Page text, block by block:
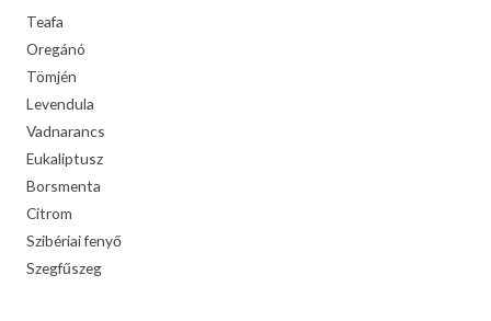
Teafa
Oregánó
Tömjén
Levendula
Vadnarancs
Eukaliptusz
Borsmenta
Citrom
Szibériai fenyő
Szegfűszeg